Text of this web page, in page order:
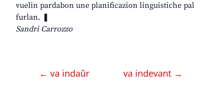
vuelin pardabon une planificazion linguistiche pal
furlan. ❚
Sandri Carrozzo
← va indaûr va indevant →